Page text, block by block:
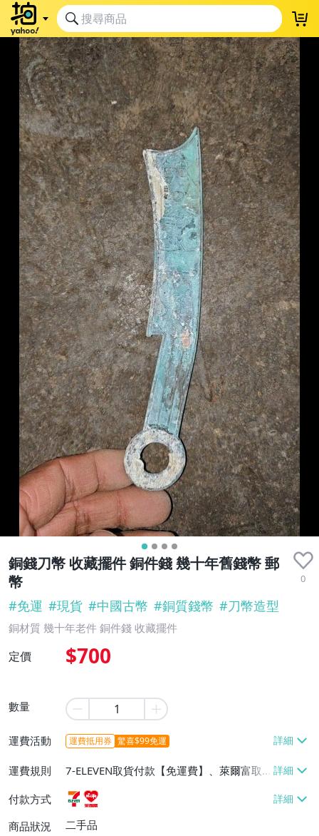
銅錢刀幣 收藏擺件 銅件錢 幾十年舊錢幣 郵
幣
0
#免運 #現貨 #中國古幣 #銅質錢幣 #刀幣造型
銅材質 幾十年老件 銅件錢 收藏擺件
定價 $700
數量
運費活動 運費抵用券 驚喜$99免運
運費規則
7-ELEVEN取貨付款【免運費】、萊爾富取
貨付款【免運費】
付款方式
商品狀況
二手品